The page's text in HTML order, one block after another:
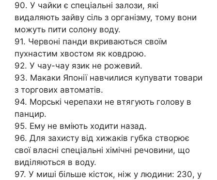
90. У чайки є спеціальні залози, які
видаляють зайву сіль з організму, тому вони
можуть пити солону воду.
91. Червоні панди вкриваються своїм
пухнастим хвостом як ковдрою.
92. У чау-чау язик не рожевий.
93. Макаки Японії навчилися купувати товари
з торгових автоматів.
94. Морські черепахи не втягують голову в
панцир.
95. Ему не вміють ходити назад.
96. Для захисту від хижаків губка створює
свої власні спеціальні хімічні речовини, що
виділяються в воду.
97. У миші більше кісток, ніж у людини: 230, у